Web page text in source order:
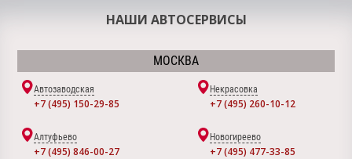
НАШИ АВТОСЕРВИСЫ
МОСКВА
Автозаводская
+7 (495) 150-29-85
Некрасовка
+7 (495) 260-10-12
Алтуфьево
+7 (495) 846-00-27
Новогиреево
+7 (495) 477-33-85